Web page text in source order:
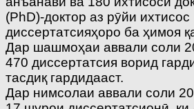
(PhD)-доктор аз рӯйи ихтисос
диссертатсияҳоро ба ҳимоя
Дар шашмоҳаи аввали соли
470 диссертатсия ворид
тасдиқ гардидааст.
Дар нимсолаи аввали соли